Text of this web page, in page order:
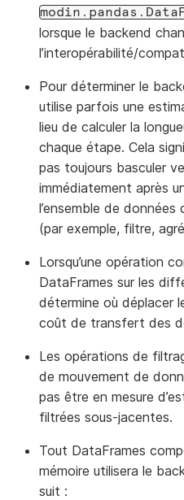
lorsque le backend
l’interopérabilité/
Pour déterminer le
utilise parfois une
lieu de calculer la
chaque étape. Cela
pas toujours basculer
immédiatement après
l’ensemble de
(par exemple, filtre,
Lorsqu’une opération
DataFrames sur les
détermine où déplacer
coût de transfert des
Les opérations de
de mouvement de
pas être en mesure
filtrées sous-jacentes.
Tout DataFrames
mémoire utilisera le
suit :